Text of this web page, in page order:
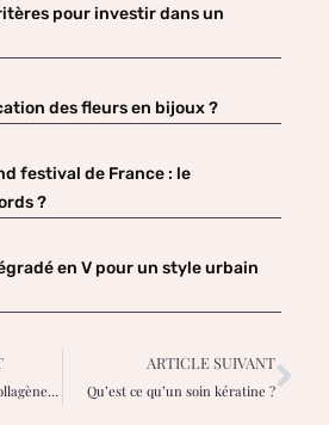
pour investir dans un
des fleurs en bijoux ?
festival de France : le
?
en V pour un style urbain
comment fabriquer du collagène maison ?
ARTICLE SUIVANT
Qu’est ce qu’un soin kératine ?